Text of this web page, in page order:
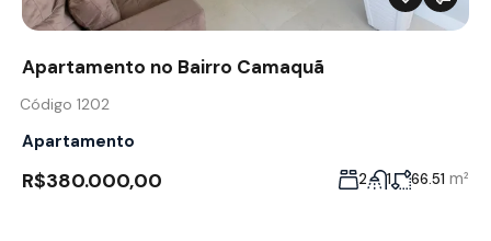
Apartamento no Bairro Camaquã
Código 1202
Apartamento
R$380.000,00 2 1 66.51 m²